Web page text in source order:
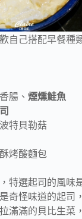
自己搭配早餐種
腸、 煙燻鮭魚
波特貝勒菇
烤酸麵包
特選起司的風味
奇怪味道的起司
滿滿的貝比生菜